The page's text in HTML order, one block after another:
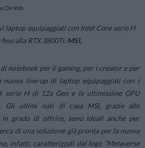
De Vido
laptop equipaggiati con Intel Core serie H
alla RTX 3800Ti. MSI,
notebook per il gaming, per i creator e per
nuova line-up di laptop equipaggiati con i
serie H di 12a Gen e le ultimissime GPU
Gli ultimi nati di casa MSI, grazie alle
in grado di offrire, sono ideali anche per
di una soluzione già pronta per la nuova
infatti, caratterizzati dal logo “Metaverse